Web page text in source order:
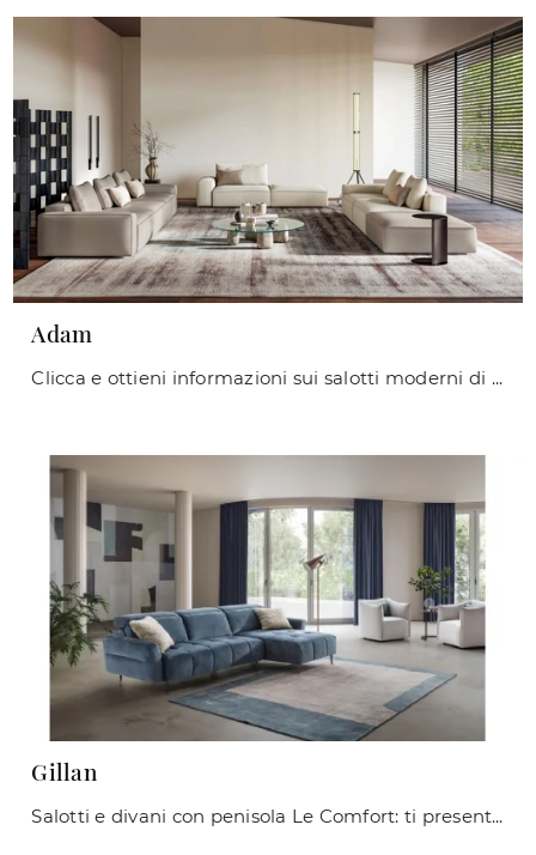
Adam
Clicca e ottieni informazioni sui salotti moderni di Le Comfort! Diversi modelli di divani, come Adam, ti aspettano.
Gillan
Salotti e divani con penisola Le Comfort: ti presentiamo il modello Gillan in tessuto per valorizzare la zona giorno.